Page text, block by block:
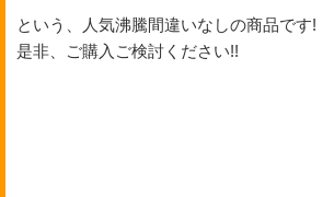
という、人気沸騰間違いなしの商品です!
是非、ご購入ご検討ください!!